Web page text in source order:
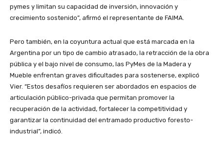
pymes y limitan su capacidad de inversión, innovación y
crecimiento sostenido”, afirmó el representante de FAIMA.
Pero también, en la coyuntura actual que está marcada en la
Argentina por un tipo de cambio atrasado, la retracción de la obra
pública y el bajo nivel de consumo, las PyMes de la Madera y
Mueble enfrentan graves dificultades para sostenerse, explicó
Vier. “Estos desafíos requieren ser abordados en espacios de
articulación público-privada que permitan promover la
recuperación de la actividad, fortalecer la competitividad y
garantizar la continuidad del entramado productivo foresto-
industrial”, indicó.